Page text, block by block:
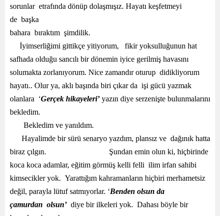
sorunlar etrafında dönüp dolaşmışız. Hayatı keşfetmeyi
de başka
bahara bıraktım
İyimserliğimi gittikçe yitiyorum, fikir yoksulluğunun hat
safhada olduğu sancılı bir dönemin iyice gerilmiş havasını
solumakta zorlanıyorum. Nice zamandır oturup didikliyorum
hayatı.. Olur ya, aklı başında biri çıkar da işi gücü yazmak
olanlara ‘Gerçek hikayeleri’ yazın diye serzenişte bulunmalarını
bekledim.
Bekledim ve yanıldım.
Hayalimde bir sürü senaryo yazdım, plansız ve dağınık hatta
biraz çılgın. Şundan emin olun ki, hiçbirinde
koca koca adamlar, eğitim görmüş kelli felli ilim irfan sahibi
kimsecikler yok. Yarattığım kahramanların hiçbiri merhametsiz
değil, parayla lütuf satmıyorlar. ‘Benden olsun da
çamurdan olsun’ diye bir ilkeleri yok. Dahası böyle bir